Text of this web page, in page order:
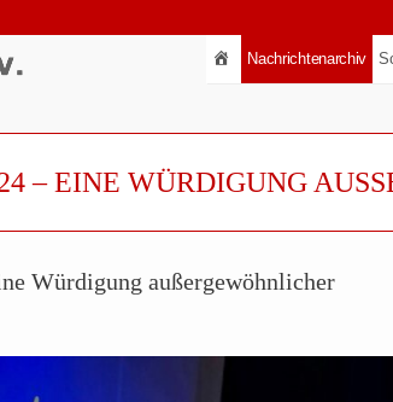
Nachrichtenarchiv
– EINE WÜRDIGUNG
Würdigung außergewöhnlicher